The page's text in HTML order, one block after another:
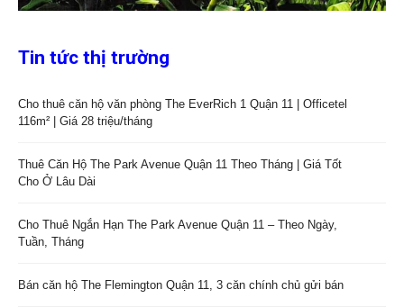
Tin tức thị trường
Cho thuê căn hộ văn phòng The EverRich 1 Quận 11 | Officetel
116m² | Giá 28 triệu/tháng
Thuê Căn Hộ The Park Avenue Quận 11 Theo Tháng | Giá Tốt
Cho Ở Lâu Dài
Cho Thuê Ngắn Hạn The Park Avenue Quận 11 – Theo Ngày,
Tuần, Tháng
Bán căn hộ The Flemington Quận 11, 3 căn chính chủ gửi bán